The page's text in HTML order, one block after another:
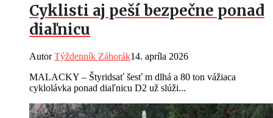
Cyklisti aj peší bezpečne ponad
diaľnicu
AutorTýždenník Záhorák14. apríla 2026
MALACKY – Štyridsať šesť m dlhá a 80 ton vážiaca
cyklolávka ponad diaľnicu D2 už slúži...